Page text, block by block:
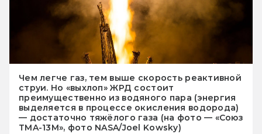
Чем легче газ, тем выше скорость реактивной
струи. Но «выхлоп» ЖРД состоит
преимущественно из водяного пара (энергия
выделяется в процессе окисления водорода)
— достаточно тяжёлого газа (на фото — «Союз
TMA-13M», фото NASA/Joel Kowsky)